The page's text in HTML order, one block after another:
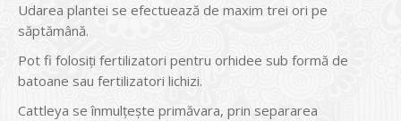
Udarea plantei se efectuează de maxim trei ori pe
săptămână.
Pot fi folosiți fertilizatori pentru orhidee sub formă de
batoane sau fertilizatori lichizi.
Cattleya se înmulțește primăvara, prin separarea